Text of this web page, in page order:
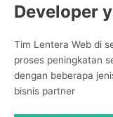
Developer
Tim Lentera Web di
proses peningkatan
dengan beberapa
bisnis partner